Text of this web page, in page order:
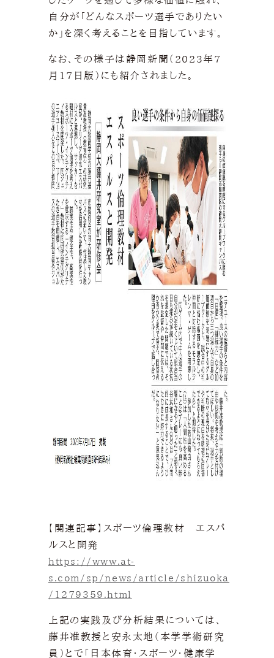
自分が「どんなスポーツ選手でありたい
か」を深く考えることを目指しています。
なお、その様子は静岡新聞（2023年7
月17日版）にも紹介されました。
【関連記事】スポーツ倫理教材 エスパ
ルスと開発
https://www.at-
s.com/sp/news/article/shizuoka
/1279359.html
上記の実践及び分析結果については、
藤井准教授と安永太地（本学学術研究
員）とで「日本体育・スポーツ・健康学